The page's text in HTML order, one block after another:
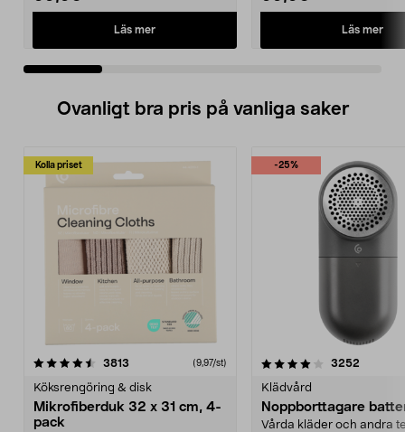
Läs mer Läs mer
Ovanligt bra pris på vanliga saker
Kolla priset
3813 (9,97/st)
Köksrengöring & disk
Mikrofiberduk 32 x 31 cm, 4-
pack
-25%
4.0av 5 stjärnor 3252
Klädvård
Noppborttagare
Vårda kläder och andra
4.5av 5 stjärnor